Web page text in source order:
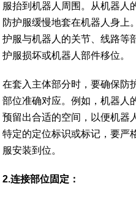
服抬到机器人周围。从机器人
防护服缓慢地套在机器人身上
护服与机器人的关节、线路等
护服损坏或机器人部件移位。
在套入主体部分时，要确保防
部位准确对应。例如，机器人
预留出合适的空间，以便机器
特定的定位标识或标记，要严
服安装到位。
2.连接部位固定：